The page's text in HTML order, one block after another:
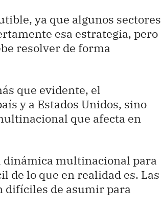
ya que algunos sectores
esa estrategia, pero
resolver de forma
que evidente, el
y a Estados Unidos, sino
que afecta en
dinámica multinacional para
de lo que en realidad es. Las
difíciles de asumir para